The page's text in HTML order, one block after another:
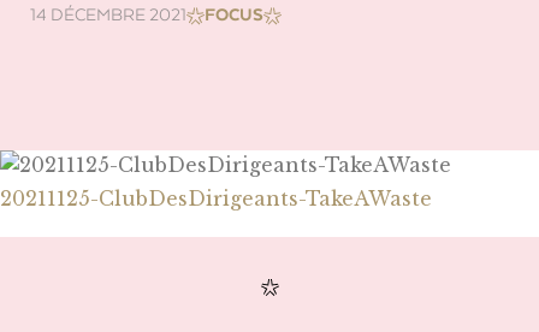
14 DÉCEMBRE 2021 FOCUS
20211125-ClubDesDirigeants-TakeAWaste